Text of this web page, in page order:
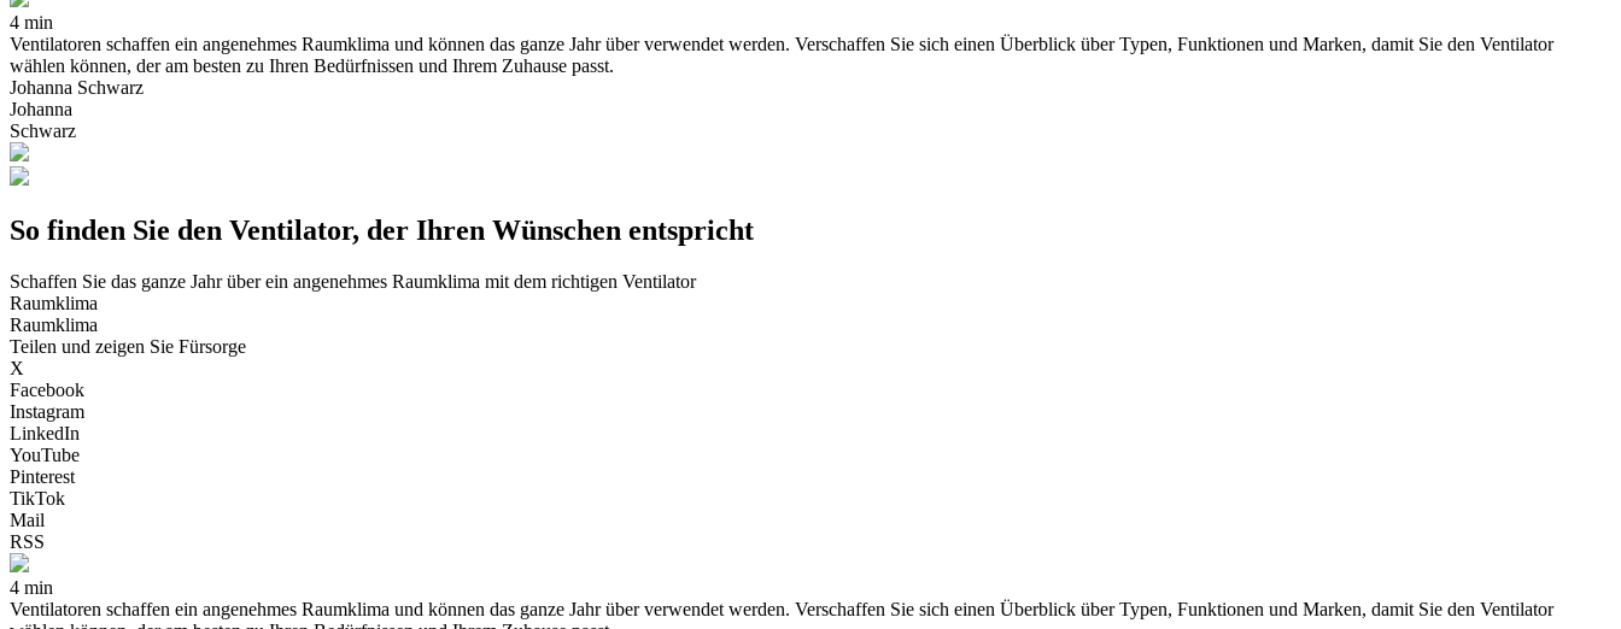
4 min
Ventilatoren schaffen ein angenehmes Raumklima und können das ganze Jahr über verwendet werden. Verschaffen Sie sich einen Überblick über Typen, Funktionen und Marken, damit Sie den Ventilator
wählen können, der am besten zu Ihren Bedürfnissen und Ihrem Zuhause passt.
Johanna Schwarz
Johanna
Schwarz
So finden Sie den Ventilator, der Ihren Wünschen entspricht
Schaffen Sie das ganze Jahr über ein angenehmes Raumklima mit dem richtigen Ventilator
Raumklima
Raumklima
Teilen und zeigen Sie Fürsorge
X
Facebook
Instagram
LinkedIn
YouTube
Pinterest
TikTok
Mail
RSS
4 min
Ventilatoren schaffen ein angenehmes Raumklima und können das ganze Jahr über verwendet werden. Verschaffen Sie sich einen Überblick über Typen, Funktionen und Marken, damit Sie den Ventilator